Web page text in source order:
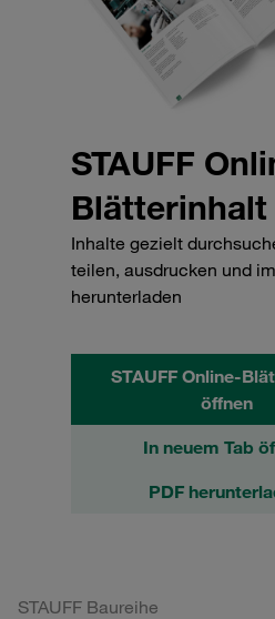
STAUFF
Blätterinhalt
Inhalte gezielt
teilen, ausdrucken und
herunterladen
STAUFF Online-
öffnen
In neuem Tab
PDF
STAUFF Baureihe